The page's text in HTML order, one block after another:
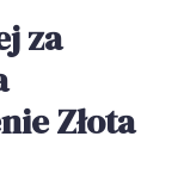
za
Złota